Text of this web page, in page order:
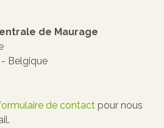
de Maurage
- Belgique
de contact pour nous